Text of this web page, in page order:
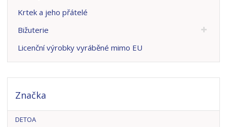
Krtek a jeho přátelé
Bižuterie
Licenční výrobky vyráběné mimo EU
Značka
DETOA